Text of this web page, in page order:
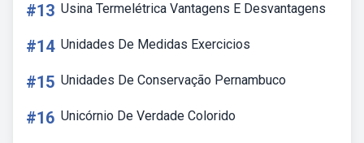
#13 Usina Termelétrica Vantagens E Desvantagens
#14 Unidades De Medidas Exercicios
#15 Unidades De Conservação Pernambuco
#16 Unicórnio De Verdade Colorido